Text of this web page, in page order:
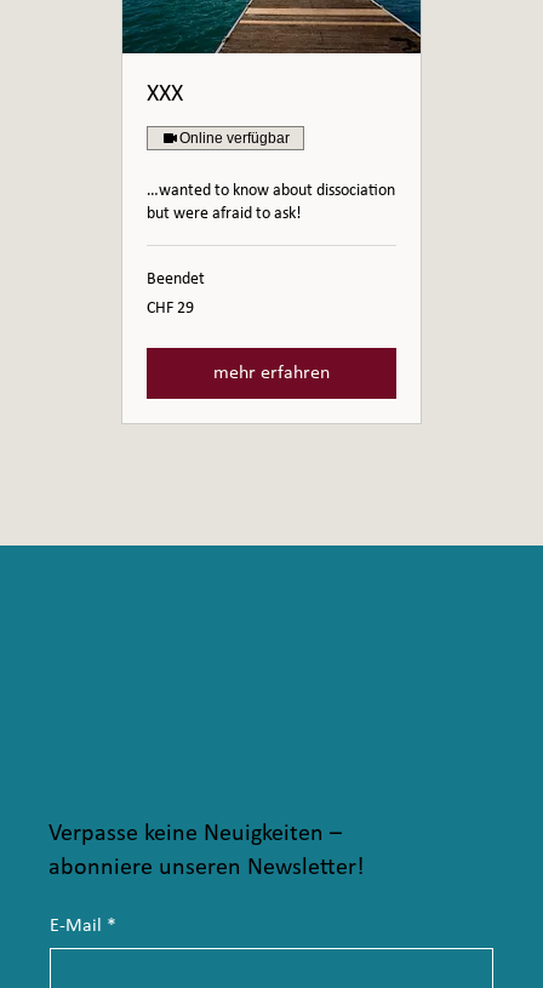
XXX
Online verfügbar
…wanted to know about dissociation
but were afraid to ask!
Beendet
29
Schweizer
CHF 29
mehr erfahren
Verpasse keine Neuigkeiten –
abonniere unseren Newsletter!
E-Mail *